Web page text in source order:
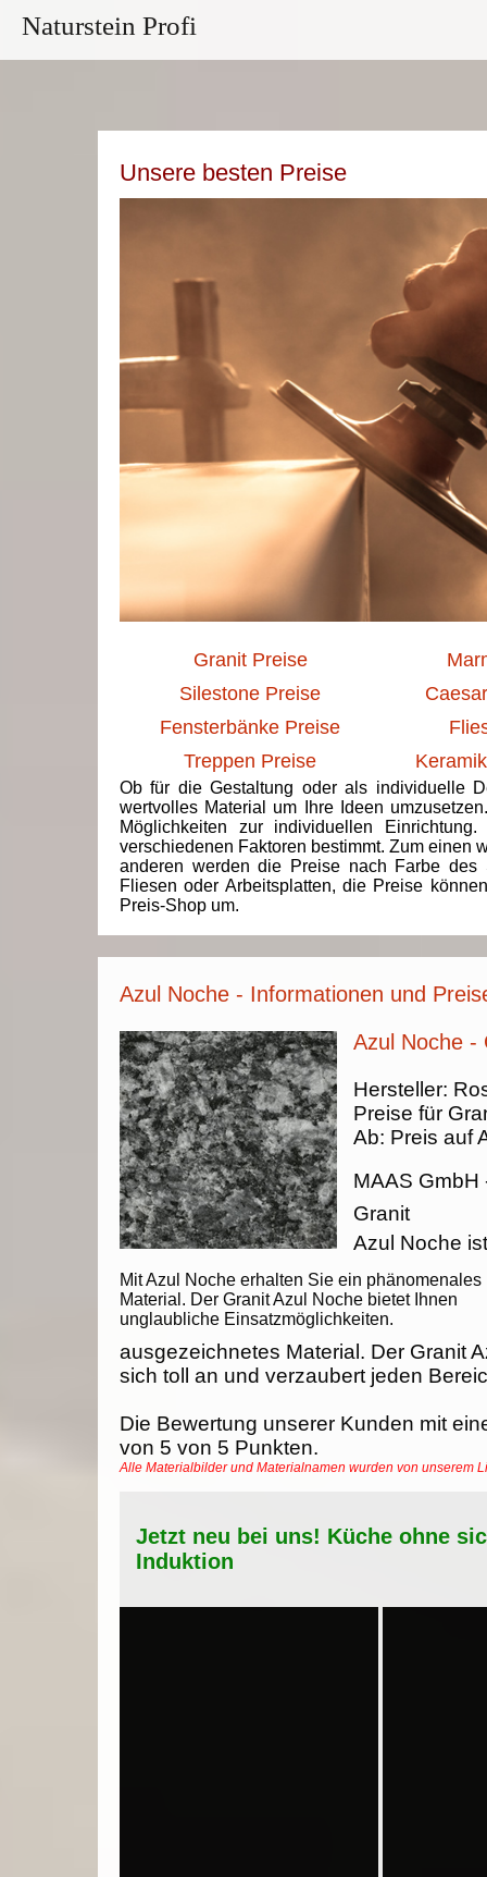
Naturstein Profi
Unsere besten Preise
Granit Preise
Silestone Preise
Fensterbänke Preise
Treppen Preise
Ob für die Gestaltung oder als individuelle
wertvolles Material um Ihre Ideen
Möglichkeiten zur individuellen
verschiedenen Faktoren bestimmt. Zum einen
anderen werden die Preise nach Farbe des
Fliesen oder Arbeitsplatten, die Preise
Preis-Shop um.
Azul Noche - Informationen und
Azul Noche -
Mit Azul Noche erhalten Sie ein phänomenales
Material. Der Granit Azul Noche bietet Ihnen
unglaubliche Einsatzmöglichkeiten.
Hersteller:
Preise für
Ab: Preis auf
MAAS GmbH
Granit
Azul Noche
ausgezeichnetes Material. Der Granit
sich toll an und verzaubert jeden
Die Bewertung unserer Kunden mit
von 5 von 5 Punkten.
Alle Materialbilder und Materialnamen wurden von unserem
Jetzt neu bei uns! Küche ohne
Induktion